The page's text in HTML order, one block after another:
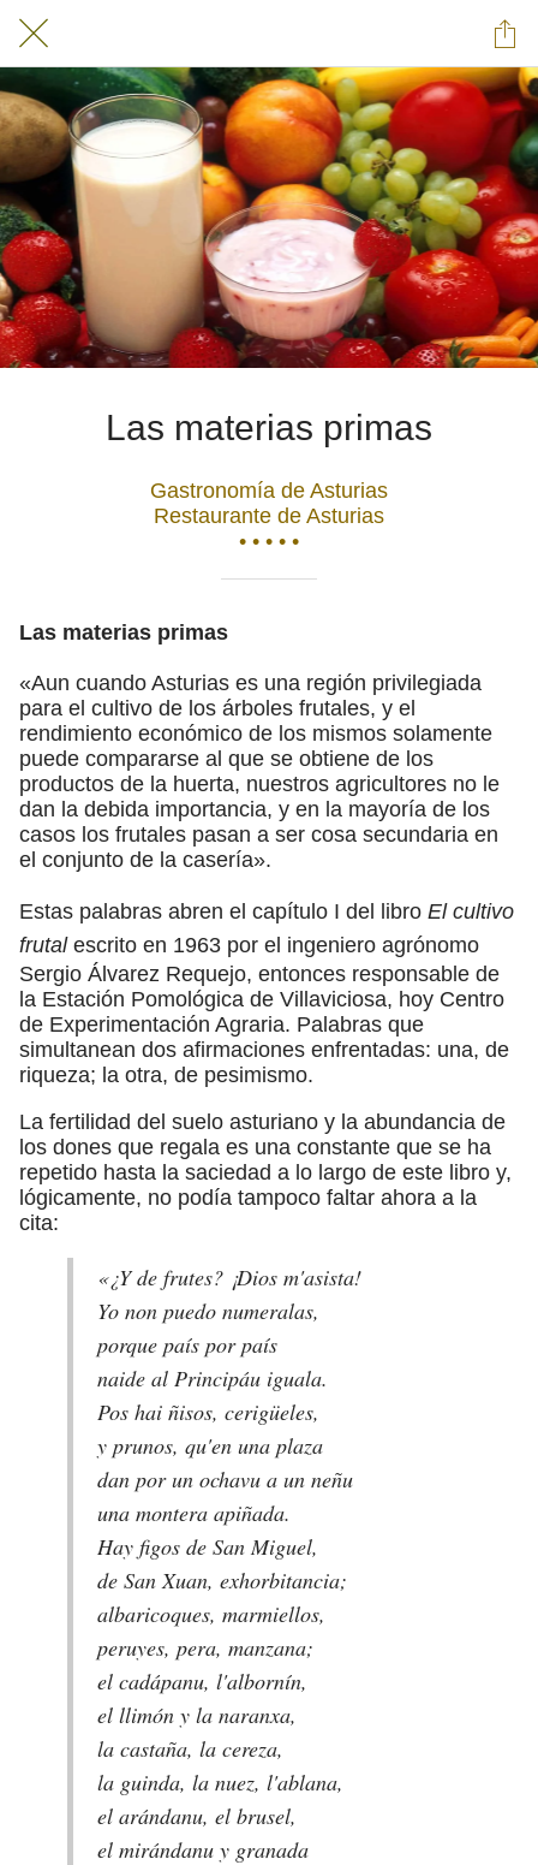
Las materias primas
Gastronomía de Asturias
Restaurante de Asturias
• • • • •
Las materias primas
«Aun cuando Asturias es una región privilegiada
para el cultivo de los árboles frutales, y el
rendimiento económico de los mismos solamente
puede compararse al que se obtiene de los
productos de la huerta, nuestros agricultores no le
dan la debida importancia, y en la mayoría de los
casos los frutales pasan a ser cosa secundaria en
el conjunto de la casería».
Estas palabras abren el capítulo I del libro El cultivo
frutalescrito en 1963 por el ingeniero agrónomo
Sergio Álvarez Requejo, entonces responsable de
la Estación Pomológica de Villaviciosa, hoy Centro
de Experimentación Agraria. Palabras que
simultanean dos afirmaciones enfrentadas: una, de
riqueza; la otra, de pesimismo.
La fertilidad del suelo asturiano y la abundancia de
los dones que regala es una constante que se ha
repetido hasta la saciedad a lo largo de este libro y,
lógicamente, no podía tampoco faltar ahora a la
cita:
«¿Y de frutes? ¡Dios m'asista!
Yo non puedo numeralas,
porque país por país
naide al Principáu iguala.
Pos hai ñisos, cerigüeles,
y prunos, qu'en una plaza
dan por un ochavu a un neñu
una montera apiñada.
Hay figos de San Miguel,
de San Xuan, exhorbitancia;
albaricoques, marmiellos,
peruyes, pera, manzana;
el cadápanu, l'albornín,
el llimón y la naranxa,
la castaña, la cereza,
la guinda, la nuez, l'ablana,
el arándanu, el brusel,
el mirándanu y granada